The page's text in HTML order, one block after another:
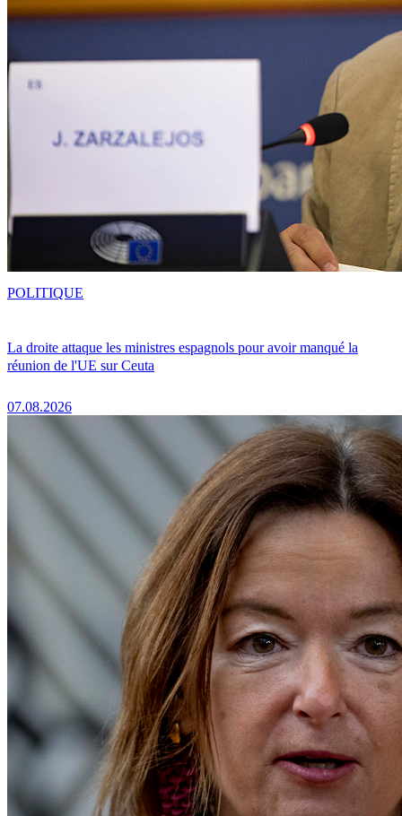
La droite attaque les ministres espagnols pour avoir manqué la
réunion de l'UE sur Ceuta
07.08.2026
POLITIQUE